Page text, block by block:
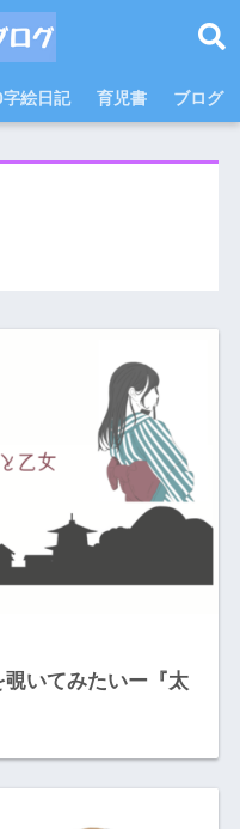
絵日記 育児書 ブログ
いてみたいー『太